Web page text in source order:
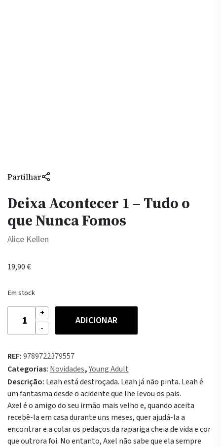
Partilhar
Deixa Acontecer 1 – Tudo o
que Nunca Fomos
Alice Kellen
19,90€
Em stock
Quantidade
Deixa
1
-
Tudo
o
que
Nunca
Fomos
ADICIONAR
REF:9789722379557
Categorias: Novidades,Young Adult
Descrição: Leah está destroçada. Leah já não pinta. Leah é
um fantasma desde o acidente que lhe levou os pais.
Axel é o amigo do seu irmão mais velho e, quando aceita
recebê-la em casa durante uns meses, quer ajudá-la a
encontrar e a colar os pedaços da rapariga cheia de vida e cor
que outrora foi. No entanto, Axel não sabe que ela sempre